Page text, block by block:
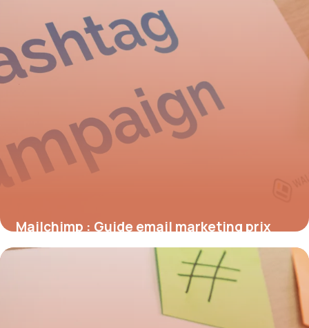
Mailchimp : Guide email marketing prix
2026